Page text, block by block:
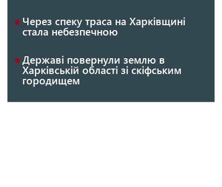
Через спеку траса на Харківщині
стала небезпечною
Державі повернули землю в
Харківській області зі скіфським
городищем